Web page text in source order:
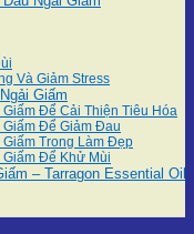
Và Giảm Stress
Giấm
Để Cải Thiện Tiêu Hóa
Để Giảm Đau
Trong Làm Đẹp
Để Khử Mùi
– Tarragon Essential Oil